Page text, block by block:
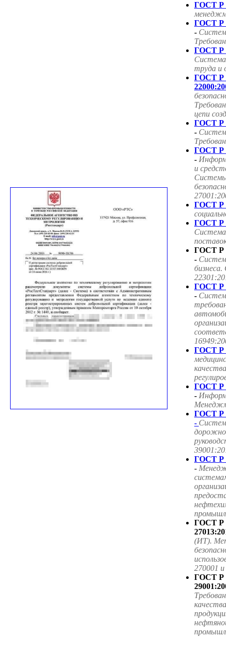
ГОСТ Р
ГОСТ Р
-
ГОСТ Р
труда и
ГОСТ
цепи
ГОСТ Р
-
ГОСТ Р
-
и
ГОСТ Р
ГОСТ Р
ГОСТ Р
-
ГОСТ Р
-
ГОСТ Р
ГОСТ Р
-
ГОСТ Р
-
ГОСТ Р
-
ГОСТ
(ИТ).
270001
ГОСТ